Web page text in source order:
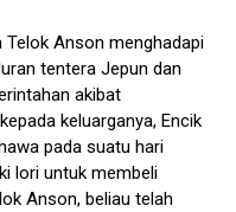
Telok Anson menghadapi
tentera Jepun dan
akibat
keluarganya, Encik
pada suatu hari
lori untuk membeli
Anson, beliau telah